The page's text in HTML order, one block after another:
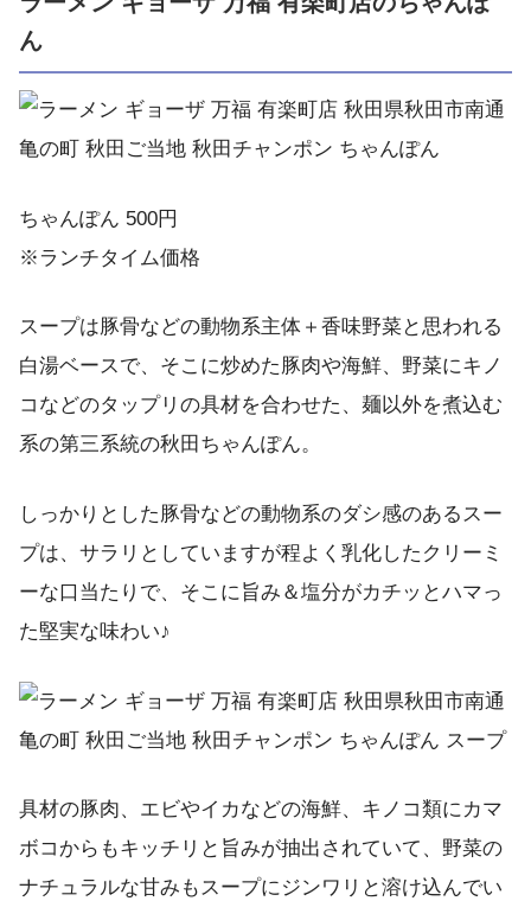
ん
ちゃんぽん 500円
※ランチタイム価格
スープは豚骨などの動物系主体＋香味野菜と思われる
白湯ベースで、そこに炒めた豚肉や海鮮、野菜にキノ
コなどのタップリの具材を合わせた、麺以外を煮込む
系の第三系統の秋田ちゃんぽん。
しっかりとした豚骨などの動物系のダシ感のあるスー
プは、サラリとしていますが程よく乳化したクリーミ
ーな口当たりで、そこに旨み＆塩分がカチッとハマっ
た堅実な味わい♪
具材の豚肉、エビやイカなどの海鮮、キノコ類にカマ
ボコからもキッチリと旨みが抽出されていて、野菜の
ナチュラルな甘みもスープにジンワリと溶け込んでい